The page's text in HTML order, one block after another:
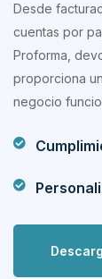
Desde
cuentas por
Proforma,
proporciona
negocio